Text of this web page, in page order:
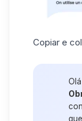
Copiar e
que